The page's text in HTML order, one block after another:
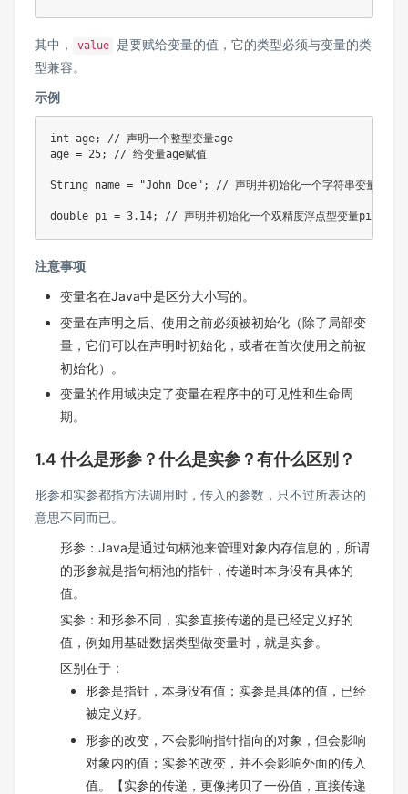
其中， value 是要赋给变量的值，它的类型必须与变量的类
型兼容。
示例
int age;
// 声明一个整型变量age
age = 25; // 给变量age赋值
String name = "John Doe" ; // 声明并初始化一个字符串变量name
double pi = 3.14; // 声明并初始化一个双精度浮点型变量pi
注意事项
变量名在Java中是区分大小写的。
变量在声明之后、使用之前必须被初始化（除了局部变
量，它们可以在声明时初始化，或者在首次使用之前被
初始化）。
变量的作用域决定了变量在程序中的可见性和生命周
期。
1.4 什么是形参？什么是实参？有什么区别？
形参和实参都指方法调用时，传入的参数，只不过所表达的
意思不同而已。
形参：Java是通过句柄池来管理对象内存信息的，所谓
的形参就是指句柄池的指针，传递时本身没有具体的
值。
实参：和形参不同，实参直接传递的是已经定义好的
值，例如用基础数据类型做变量时，就是实参。
区别在于：
形参是指针，本身没有值；实参是具体的值，已经
被定义好。
形参的改变，不会影响指针指向的对象，但会影响
对象内的值；实参的改变，并不会影响外面的传入
值。【实参的传递，更像拷贝了一份值，直接传递